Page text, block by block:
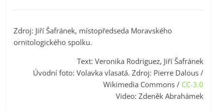
Zdroj: Jiří Šafránek, místopředseda Moravského
ornitologického spolku.
Text: Veronika Rodriguez, Jiří Šafránek
Úvodní foto: Volavka vlasatá. Zdroj: Pierre Dalous/
Wikimedia Commons / CC-3.0
Video: Zdeněk Abrahámek